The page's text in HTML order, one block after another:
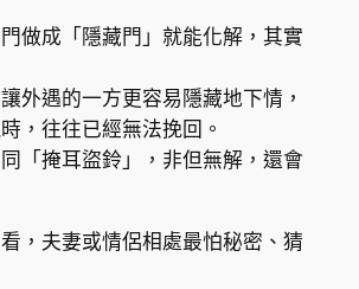
做成「隱藏門」就能化解，其實
外遇的一方更容易隱藏地下情，
，往往已經無法挽回。
「掩耳盜鈴」，非但無解，還會
，夫妻或情侶相處最怕秘密、猜